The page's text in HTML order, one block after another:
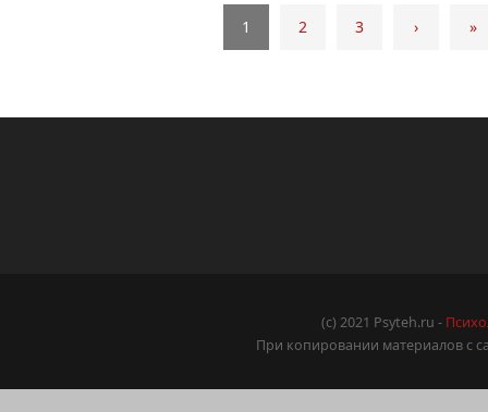
1 2 3 › »
(c) 2021 Psyteh.ru -
При копировании материалов с